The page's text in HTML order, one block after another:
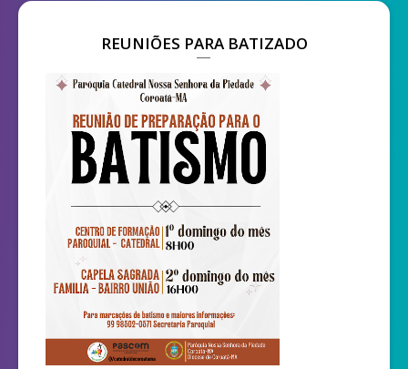
REUNIÕES PARA BATIZADO